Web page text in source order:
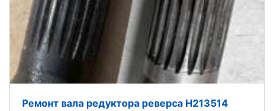
Ремонт вала редуктора реверса H213514